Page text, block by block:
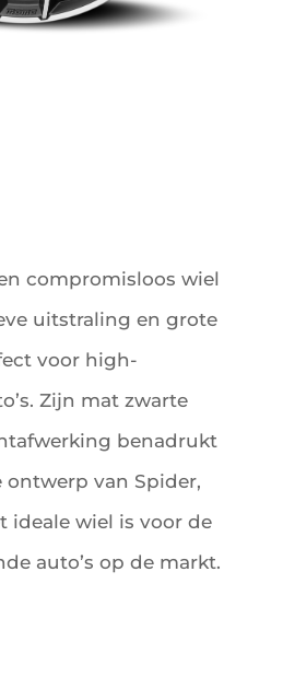
compromisloos wiel
uitstraling en grote
voor high-
Zijn mat zwarte
benadrukt
van Spider,
ideale wiel is voor de
auto’s op de markt.